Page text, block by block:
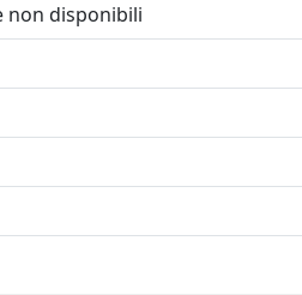
non disponibili